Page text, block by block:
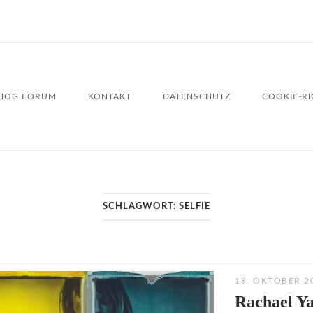
FORUM KONTAKT DATENSCHUTZ COOKIE-
SCHLAGWORT: SELFIE
18. OKTOBER
Rachael